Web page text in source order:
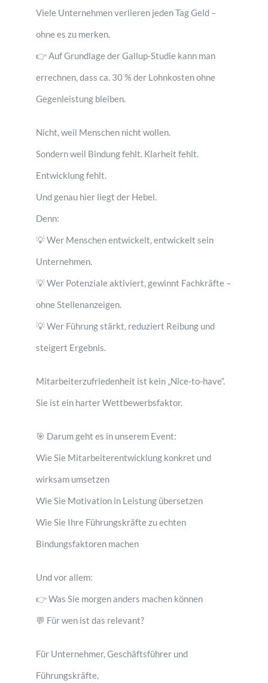
Viele Unternehmen verlieren jeden Tag Geld –
ohne es zu merken.
👉 Auf Grundlage der Gallup-Studie kann man
errechnen, dass ca. 30 % der Lohnkosten ohne
Gegenleistung bleiben.
Nicht, weil Menschen nicht wollen.
Sondern weil Bindung fehlt. Klarheit fehlt.
Entwicklung fehlt.
Und genau hier liegt der Hebel.
Denn:
💡 Wer Menschen entwickelt, entwickelt sein
Unternehmen.
💡 Wer Potenziale aktiviert, gewinnt Fachkräfte –
ohne Stellenanzeigen.
💡 Wer Führung stärkt, reduziert Reibung und
steigert Ergebnis.
Mitarbeiterzufriedenheit ist kein „Nice-to-have“.
Sie ist ein harter Wettbewerbsfaktor.
🎯 Darum geht es in unserem Event:
Wie Sie Mitarbeiterentwicklung konkret und
wirksam umsetzen
Wie Sie Motivation in Leistung übersetzen
Wie Sie Ihre Führungskräfte zu echten
Bindungsfaktoren machen
Und vor allem:
👉 Was Sie morgen anders machen können
💬 Für wen ist das relevant?
Für Unternehmer, Geschäftsführer und
Führungskräfte,